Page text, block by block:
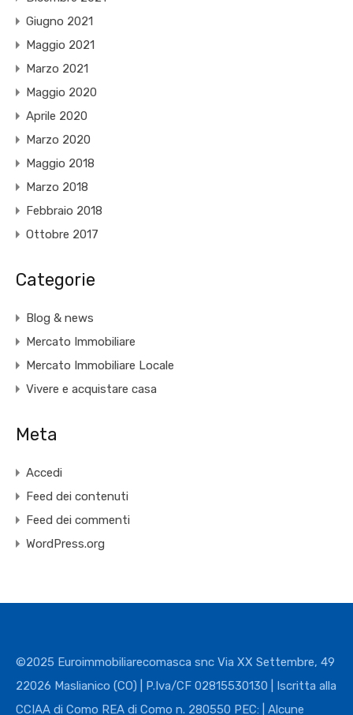
Giugno 2021
Maggio 2021
Marzo 2021
Maggio 2020
Aprile 2020
Marzo 2020
Maggio 2018
Marzo 2018
Febbraio 2018
Ottobre 2017
Categorie
Blog & news
Mercato Immobiliare
Mercato Immobiliare Locale
Vivere e acquistare casa
Meta
Accedi
Feed dei contenuti
Feed dei commenti
WordPress.org
©2025 Euroimmobiliarecomasca snc Via XX Settembre, 49
22026 Maslianico (CO) | P.Iva/CF 02815530130 | Iscritta alla
CCIAA di Como REA di Como n. 280550 PEC: | Alcune